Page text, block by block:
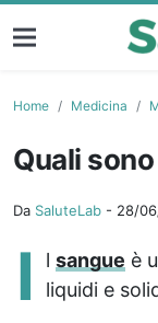
Home Medicina
Quali
Da SaluteLab - 28/
I l sangue è
liquidi e